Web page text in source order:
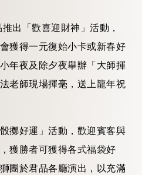
出「歡喜迎財神」活動，
獲得一元復始小卡或新春好
年夜及除夕夜舉辦「大師揮
老師現場揮毫，送上龍年祝
擲好運」活動，歡迎賓客與
獲勝者可獲得各式福袋好
團於君品各廳演出，以充滿